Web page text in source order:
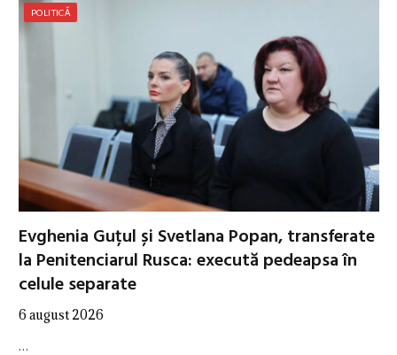
POLITICĂ
Evghenia Guțul și Svetlana Popan, transferate
la Penitenciarul Rusca: execută pedeapsa în
celule separate
6 august 2026
…